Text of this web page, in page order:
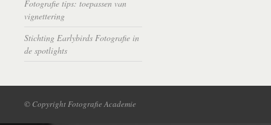
Fotografie tips: toepassen van
vignettering
Stichting Earlybirds Fotografie in
de spotlights
© Copyright Fotografie Academie